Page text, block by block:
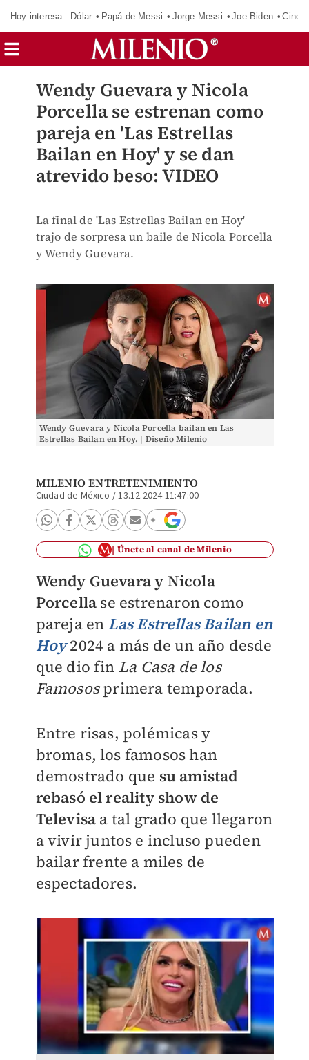
Hoy interesa: Dólar Papá de Messi Jorge Messi Joe Biden
Wendy Guevara y Nicola
Porcella se estrenan como
pareja en 'Las Estrellas
Bailan en Hoy' y se dan
atrevido beso: VIDEO
La final de 'Las Estrellas Bailan en Hoy'
trajo de sorpresa un baile de Nicola Porcella
y Wendy Guevara.
Wendy Guevara y Nicola Porcella bailan en Las
Estrellas Bailan en Hoy. | Diseño Milenio
MILENIO ENTRETENIMIENTO
Ciudad de México /13.12.2024 11:47:00
Únete al canal de Milenio
Wendy Guevara y Nicola
Porcella se estrenaron como
pareja en Las Estrellas Bailan en
Hoy2024 a más de un año desde
que dio fin La Casa de los
Famososprimera temporada.
Entre risas, polémicas y
bromas, los famosos han
demostrado que su amistad
rebasó el reality show de
Televisa a tal grado que llegaron
a vivir juntos e incluso pueden
bailar frente a miles de
espectadores.